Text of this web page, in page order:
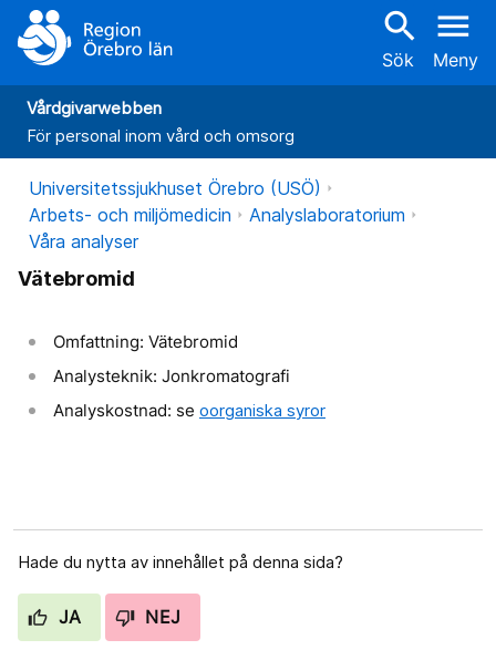
search
Sök
menu
Meny
Vårdgivarwebben
För personal inom vård och omsorg
Universitetssjukhuset Örebro (USÖ)
Arbets- och miljömedicin
Analyslaboratorium
Våra analyser
Vätebromid
Omfattning: Vätebromid
Analysteknik: Jonkromatografi
Analyskostnad: se oorganiska syror
Hade du nytta av innehållet på denna sida?
JA NEJ